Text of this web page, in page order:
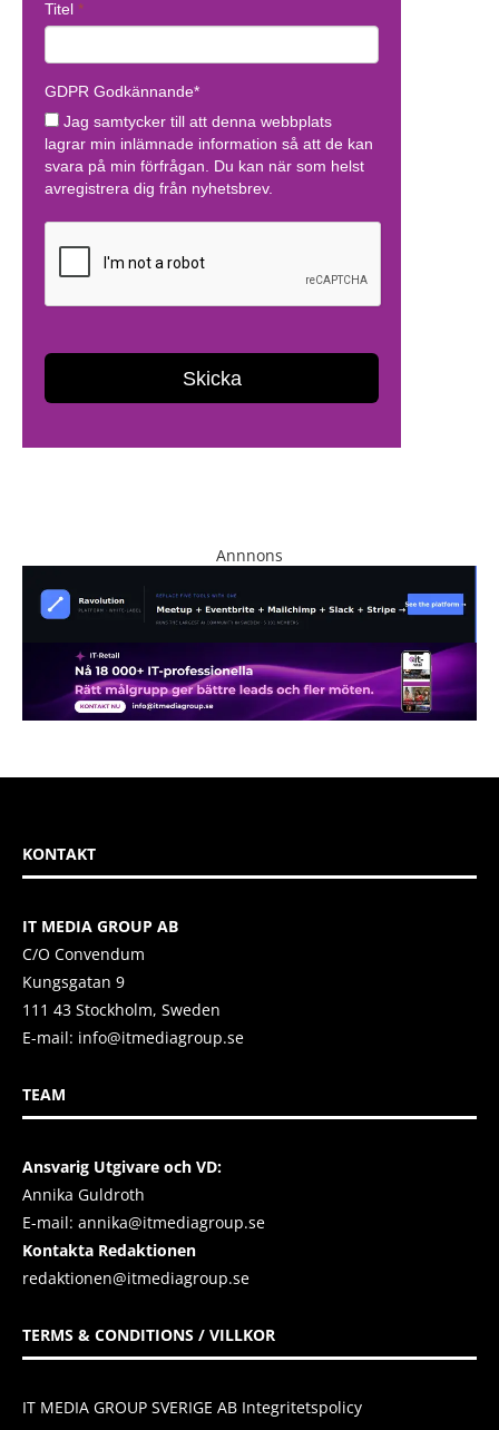
Annnons
KONTAKT
IT MEDIA GROUP AB
C/O Convendum
Kungsgatan 9
111 43 Stockholm, Sweden
E-mail: info@itmediagroup.se
TEAM
Ansvarig Utgivare och VD:
Annika Guldroth
E-mail: annika@itmediagroup.se
Kontakta Redaktionen
redaktionen@itmediagroup.se
TERMS & CONDITIONS / VILLKOR
IT MEDIA GROUP SVERIGE AB Integritetspolicy